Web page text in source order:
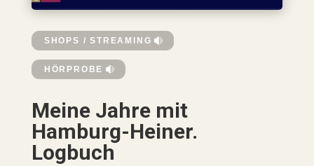
SHOPS / STREAMING
HÖRPROBE
Meine Jahre mit
Hamburg-Heiner.
Logbuch